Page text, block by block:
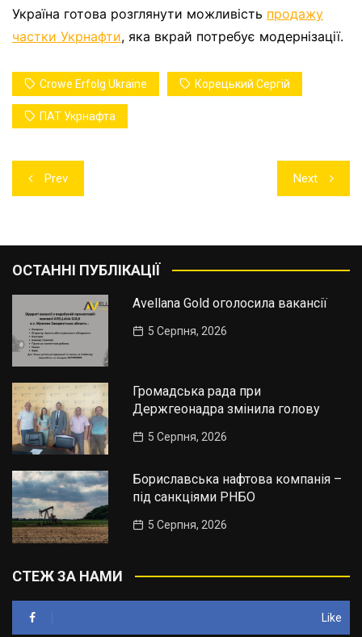
Україна готова розглянути можливість продажу
частки Укрнафти, яка вкрай потребує модернізації.
Crowe Erfolg Ukraine Корецький Сергій
ПАТ Укрнафта
Навігація
записів
Prev Next
ОСТАННІ ПУБЛІКАЦІЇ
Avellana Gold оголосила вакансії
5 Серпня, 2026
Громадська рада при
Держгеонадра змінила голову
5 Серпня, 2026
Бориславська нафтова компанія –
під санкціями РНБО
5 Серпня, 2026
СТЕЖ ЗА НАМИ
Like